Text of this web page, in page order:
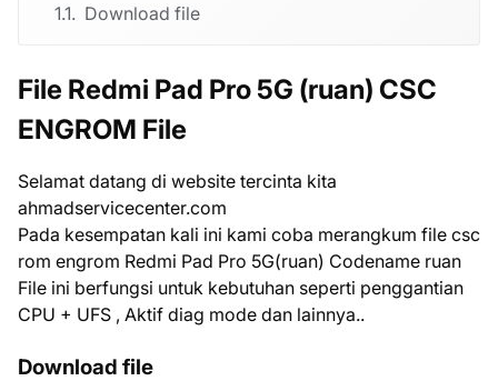
Download file
File Redmi Pad Pro 5G (ruan) CSC
ENGROM File
Selamat datang di website tercinta kita
ahmadservicecenter.com
Pada kesempatan kali ini kami coba merangkum file csc
rom engrom Redmi Pad Pro 5G(ruan) Codename ruan
File ini berfungsi untuk kebutuhan seperti penggantian
CPU + UFS , Aktif diag mode dan lainnya..
Download file